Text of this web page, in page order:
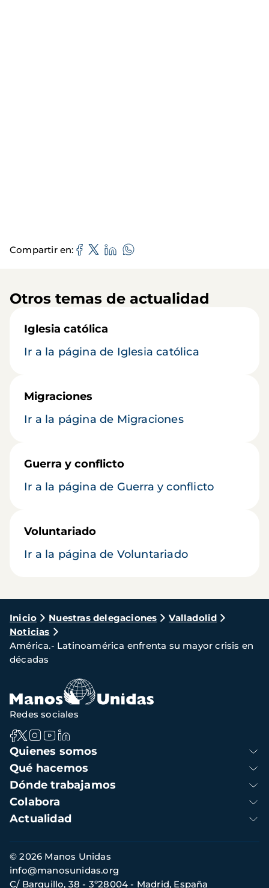
Compartir en
Otros temas de actualidad
Iglesia católica
Ir a la página de Iglesia católica
Migraciones
Ir a la página de Migraciones
Guerra y conflicto
Ir a la página de Guerra y conflicto
Voluntariado
Ir a la página de Voluntariado
Ruta
de
navegación
Inicio Nuestras delegaciones
Valladolid
Noticias
América.- Latinoamérica enfrenta su mayor crisis en
décadas
Navegación
principal
Quienes somos
Qué hacemos
Dónde trabajamos
Colabora
Actualidad
Redes sociales
Información
de
contacto
© 2026 Manos Unidas
C/ Barquillo, 38 - 3º28004 - Madrid, España
info@manosunidas.org